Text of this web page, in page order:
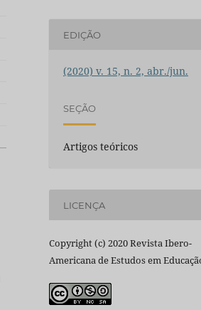
EDIÇÃO
(2020) v. 15, n. 2, abr./jun.
SEÇÃO
Artigos teóricos
LICENÇA
Copyright (c) 2020 Revista Ibero-
Americana de Estudos em